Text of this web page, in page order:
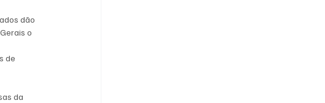
dão
o
de
da